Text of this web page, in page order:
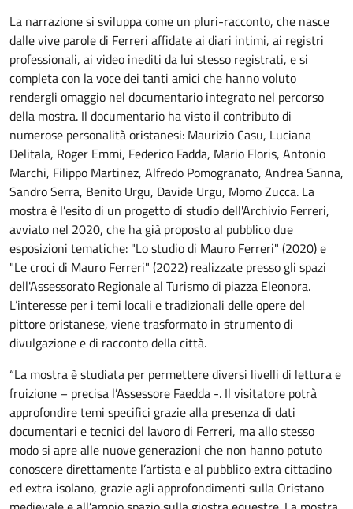
La narrazione si sviluppa come un pluri-racconto, che nasce
dalle vive parole di Ferreri affidate ai diari intimi, ai registri
professionali, ai video inediti da lui stesso registrati, e si
completa con la voce dei tanti amici che hanno voluto
rendergli omaggio nel documentario integrato nel percorso
della mostra. Il documentario ha visto il contributo di
numerose personalità oristanesi: Maurizio Casu, Luciana
Delitala, Roger Emmi, Federico Fadda, Mario Floris, Antonio
Marchi, Filippo Martinez, Alfredo Pomogranato, Andrea Sanna,
Sandro Serra, Benito Urgu, Davide Urgu, Momo Zucca. La
mostra è l’esito di un progetto di studio dell'Archivio Ferreri,
avviato nel 2020, che ha già proposto al pubblico due
esposizioni tematiche: "Lo studio di Mauro Ferreri" (2020) e
"Le croci di Mauro Ferreri" (2022) realizzate presso gli spazi
dell'Assessorato Regionale al Turismo di piazza Eleonora.
L’interesse per i temi locali e tradizionali delle opere del
pittore oristanese, viene trasformato in strumento di
divulgazione e di racconto della città.
“La mostra è studiata per permettere diversi livelli di lettura e
fruizione – precisa l’Assessore Faedda -. Il visitatore potrà
approfondire temi specifici grazie alla presenza di dati
documentari e tecnici del lavoro di Ferreri, ma allo stesso
modo si apre alle nuove generazioni che non hanno potuto
conoscere direttamente l’artista e al pubblico extra cittadino
ed extra isolano, grazie agli approfondimenti sulla Oristano